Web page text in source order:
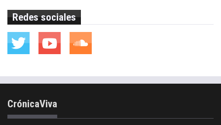
Redes sociales
CrónicaViva